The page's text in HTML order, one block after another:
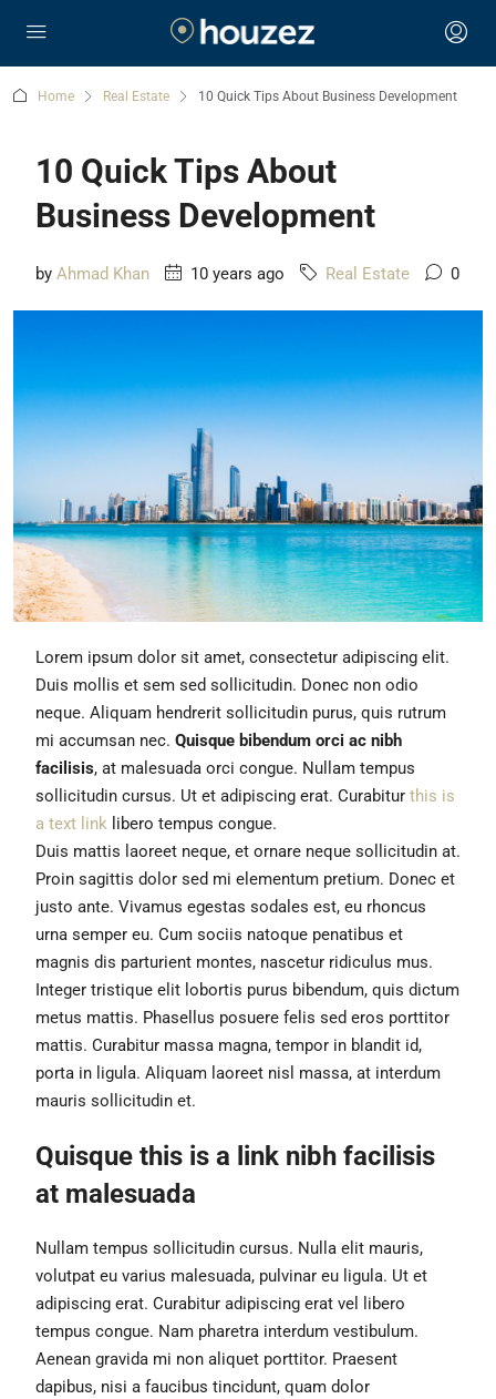
Home Real Estate 10 Quick Tips About Business Development
10 Quick Tips About
Business Development
by Ahmad Khan 10 years ago Real Estate 0
Lorem ipsum dolor sit amet, consectetur adipiscing elit.
Duis mollis et sem sed sollicitudin. Donec non odio
neque. Aliquam hendrerit sollicitudin purus, quis rutrum
mi accumsan nec. Quisque bibendum orci ac nibh
facilisis, at malesuada orci congue. Nullam tempus
sollicitudin cursus. Ut et adipiscing erat. Curabitur this is
a text link libero tempus congue.
Duis mattis laoreet neque, et ornare neque sollicitudin at.
Proin sagittis dolor sed mi elementum pretium. Donec et
justo ante. Vivamus egestas sodales est, eu rhoncus
urna semper eu. Cum sociis natoque penatibus et
magnis dis parturient montes, nascetur ridiculus mus.
Integer tristique elit lobortis purus bibendum, quis dictum
metus mattis. Phasellus posuere felis sed eros porttitor
mattis. Curabitur massa magna, tempor in blandit id,
porta in ligula. Aliquam laoreet nisl massa, at interdum
mauris sollicitudin et.
Quisque this is a link nibh facilisis
at malesuada
Nullam tempus sollicitudin cursus. Nulla elit mauris,
volutpat eu varius malesuada, pulvinar eu ligula. Ut et
adipiscing erat. Curabitur adipiscing erat vel libero
tempus congue. Nam pharetra interdum vestibulum.
Aenean gravida mi non aliquet porttitor. Praesent
dapibus, nisi a faucibus tincidunt, quam dolor